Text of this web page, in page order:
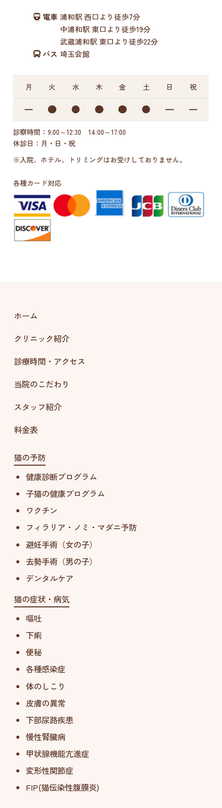
電車 浦和駅 西口より徒歩7分
中浦和駅 東口より徒歩19分
武蔵浦和駅 東口より徒歩22分
バス 埼玉会館
月 火 水 木 金 土 日 祝
診察時間：9:00～12:30 14:00～17:00
休診日：月・日・祝
※入院、ホテル、トリミングはお受けしておりません。
各種カード対応
ホーム
クリニック紹介
診療時間・アクセス
当院のこだわり
スタッフ紹介
料金表
猫の予防
健康診断プログラム
子猫の健康プログラム
ワクチン
フィラリア・ノミ・マダニ予防
避妊手術（女の子）
去勢手術（男の子）
デンタルケア
猫の症状・病気
嘔吐
下痢
便秘
各種感染症
体のしこり
皮膚の異常
下部尿路疾患
慢性腎臓病
甲状腺機能亢進症
変形性関節症
FIP(猫伝染性腹膜炎)